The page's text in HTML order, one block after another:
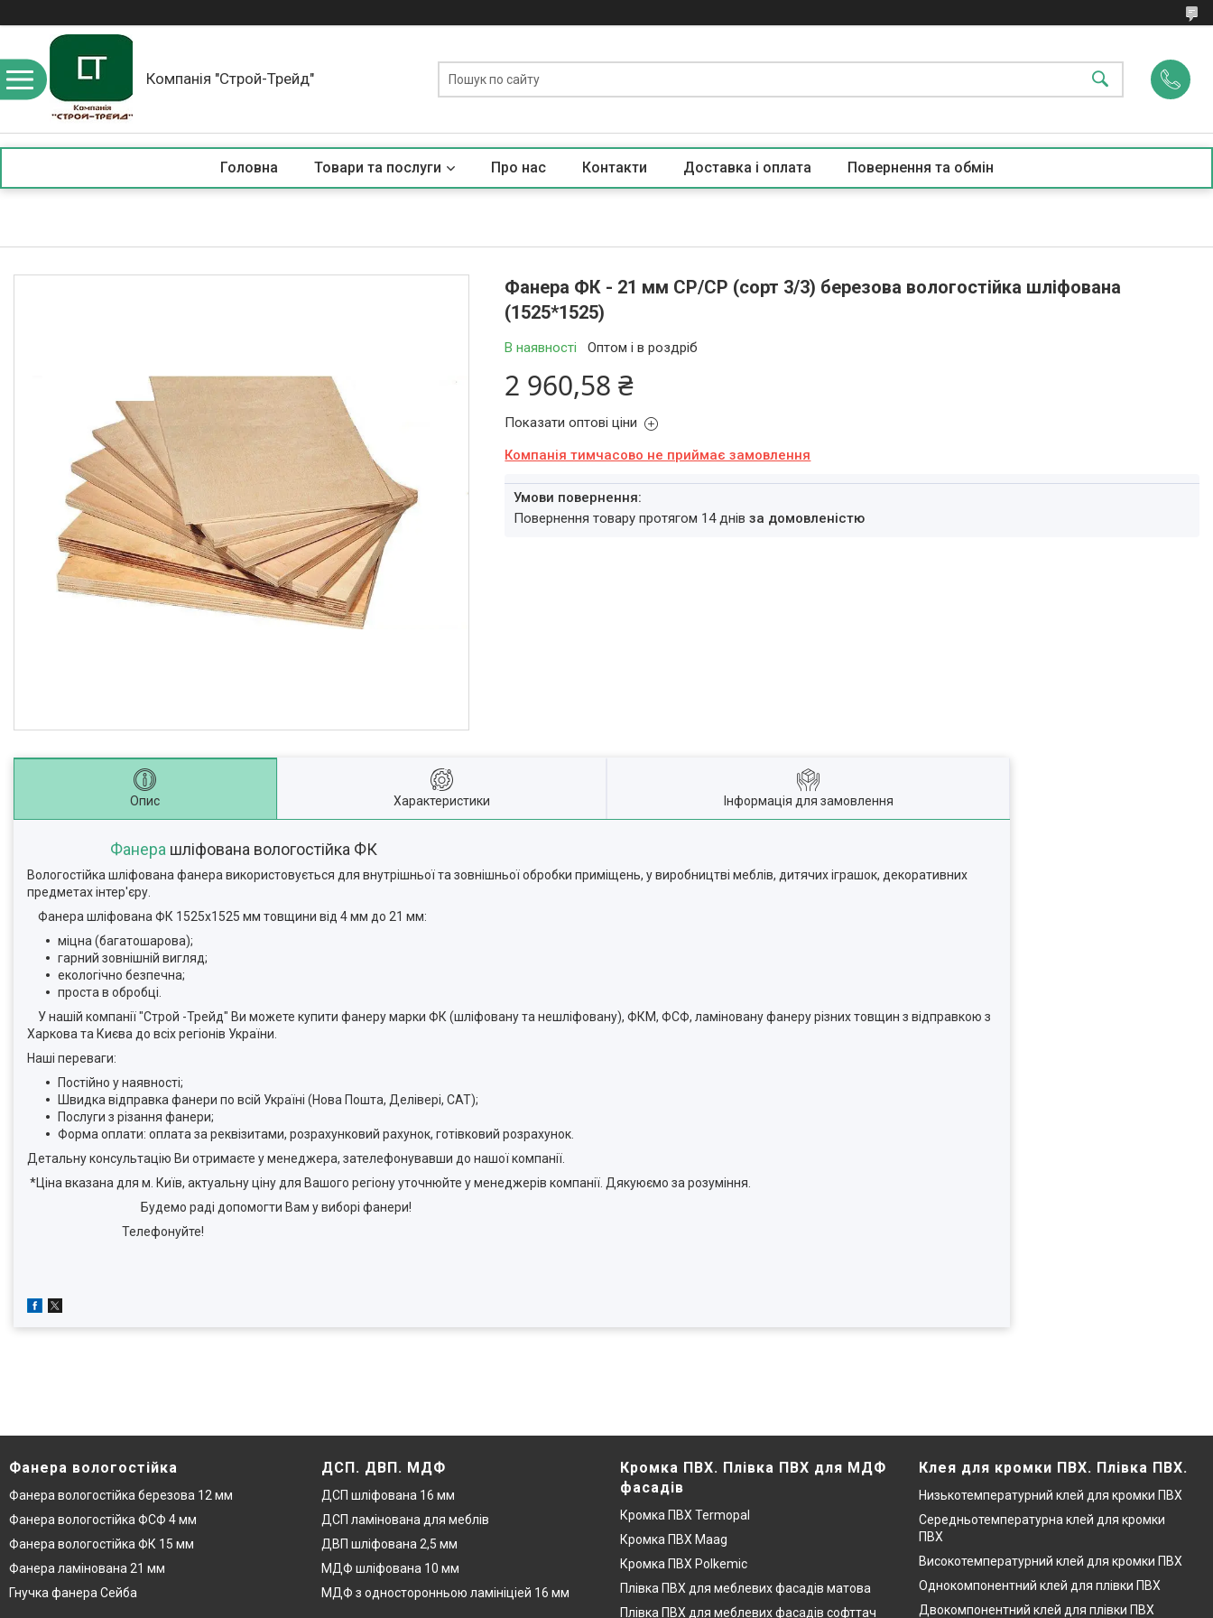
Компанія "Строй-Трейд"
Головна Товари та послуги Про нас Контакти Доставка і оплата Повернення та обмін
Фанера ФК - 21 мм СР/СР (сорт 3/3) березова вологостійка шліфована
(1525*1525)
В наявності Оптом і в роздріб
2 960,58 ₴
Показати оптові ціни
Компанія тимчасово не приймає замовлення
повернення товару протягом 14 днівза домовленістю
Опис Характеристики Інформація для замовлення
Фанера шліфована вологостійка ФК
Вологостійка шліфована фанера використовується для внутрішньої та зовнішньої обробки приміщень, у виробництві меблів, дитячих іграшок, декоративних
предметах інтер'єру.
Фанера шліфована ФК 1525х1525 мм товщини від 4 мм до 21 мм:
міцна (багатошарова);
гарний зовнішній вигляд;
екологічно безпечна;
проста в обробці.
У нашій компанії "Строй -Трейд" Ви можете купити фанеру марки ФК (шліфовану та нешліфовану), ФКМ, ФСФ, ламіновану фанеру різних товщин з відправкою з
Харкова та Києва до всіх регіонів України.
Наші переваги:
Постійно у наявності;
Швидка відправка фанери по всій Україні (Нова Пошта, Делівері, САТ);
Послуги з різання фанери;
Форма оплати: оплата за реквізитами, розрахунковий рахунок, готівковий розрахунок.
Детальну консультацію Ви отримаєте у менеджера, зателефонувавши до нашої компанії.
*Ціна вказана для м. Київ, актуальну ціну для Вашого регіону уточнюйте у менеджерів компанії. Дякуюємо за розуміння.
Будемо раді допомогти Вам у виборі фанери!
Телефонуйте!
Фанера вологостійка
Фанера вологостійка березова 12 мм
Фанера вологостійка ФСФ 4 мм
Фанера вологостійка ФК 15 мм
Фанера ламінована 21 мм
Гнучка фанера Сейба
ДСП. ДВП. МДФ
ДСП шліфована 16 мм
ДСП ламінована для меблів
ДВП шліфована 2,5 мм
МДФ шліфована 10 мм
МДФ з односторонньою ламініціей 16 мм
Кромка ПВХ. Плівка ПВХ для МДФ
фасадів
Кромка ПВХ Termopal
Кромка ПВХ Maag
Кромка ПВХ Polkemic
Плівка ПВХ для меблевих фасадів матова
Плівка ПВХ для меблевих фасадів софттач
Клея для кромки ПВХ. Плівка ПВХ.
Низькотемпературний клей для кромки ПВХ
Середньотемпературна клей для кромки
ПВХ
Високотемпературний клей для кромки ПВХ
Однокомпонентний клей для плівки ПВХ
Двокомпонентний клей для плівки ПВХ